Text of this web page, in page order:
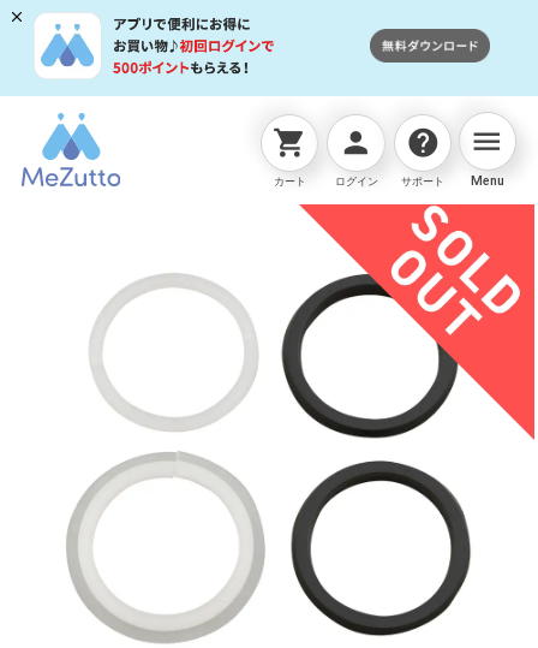
shopping_cart
カート
person
ログイン
help
サポート
menu
Menu
ネットストアTOP 販売終了商品 JMB OVﾊﾟｯｷﾝ